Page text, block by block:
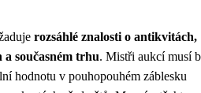
rozsáhlé znalosti o antikvitách,
a současném trhu. Mistři aukcí musí
hodnotu v pouhopouhém záblesku